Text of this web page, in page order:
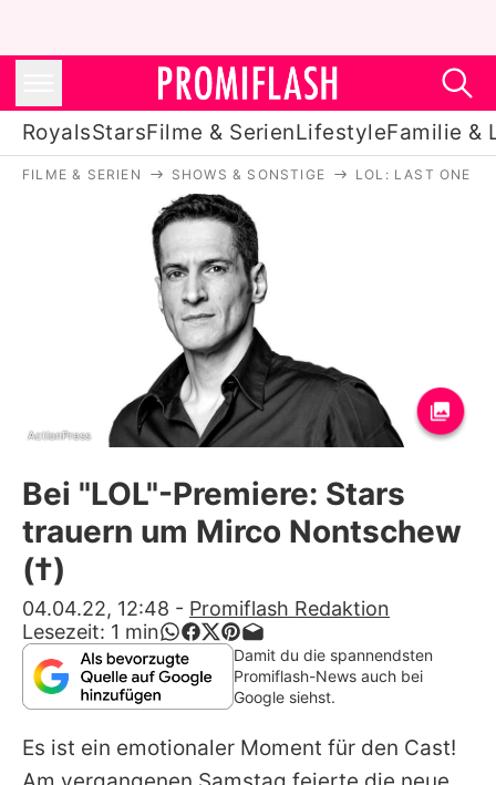
RoyalsStarsFilme & SerienLifestyleFamilie &
Royals
Stars
Filme & Serien
Lifestyle
Familie & Liebe
Promiflash Exklusiv
Alle Themen auf Promiflash
App runterladen
Team
Redaktionelle Richtlinien
Impressum
FILME & SERIEN SHOWS & SONSTIGE LOL: LAST ONE
ActionPress
Bei "LOL"-Premiere: Stars
trauern um Mirco Nontschew
(†)
04.04.22, 12:48 - Promiflash Redaktion
Lesezeit: 1 min
Damit du die spannendsten
Promiflash-News auch bei
Google siehst.
Es ist ein emotionaler Moment für den Cast!